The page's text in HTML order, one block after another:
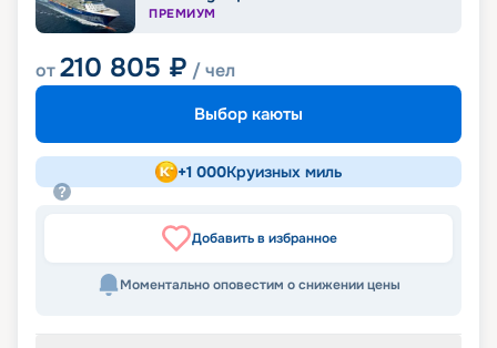
ПРЕМИУМ
от210 805 ₽ / чел
Выбор каюты
+1 000Круизных миль
Добавить в избранное
Моментально оповестим о снижении цены